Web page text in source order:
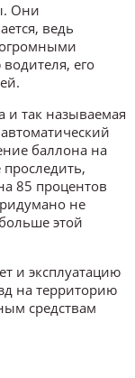
Они
ведь
огромными
его
так называемая
баллона на
85 процентов
не
этой
и эксплуатацию
на территорию
средствам